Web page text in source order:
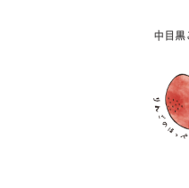
中目黒